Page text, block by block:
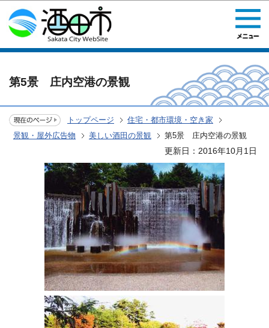
このページの本文へ移動
第5景 庄内空港の景観
トップページ
住宅・都市環境・空き家
景観・屋外広告物
美しい酒田の景観 第5景 庄内空港の景観
更新日：2016年10月1日